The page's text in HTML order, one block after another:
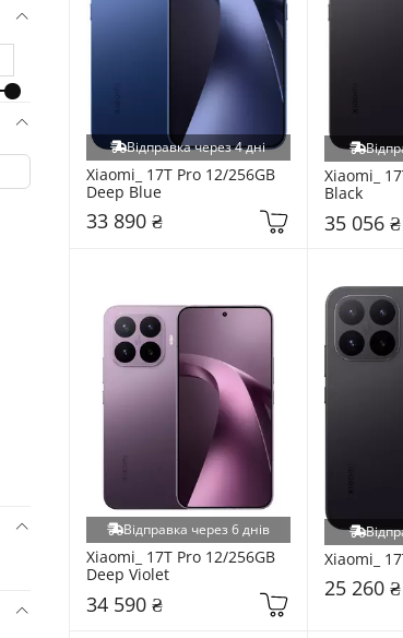
Відправка через 4 дні
Xiaomi_ 17T Pro 12/256GB
Deep Blue
33 890 ₴
Xiaomi_
Black
35 056 ₴
Відправка через 6 днів
Xiaomi_ 17T Pro 12/256GB
Deep Violet
34 590 ₴
Xiaomi_
25 260 ₴